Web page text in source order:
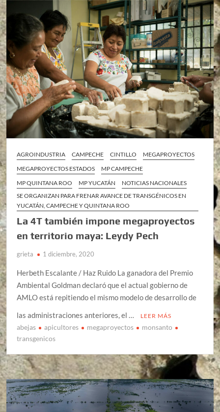
AGROINDUSTRIA CAMPECHE CINTILLO
MEGAPROYECTOS
MEGAPROYECTOS ESTADOS
MP CAMPECHE
MP QUINTANA ROO
MP YUCATÁN
NOTICIAS NACIONALES
SE ORGANIZAN PARA FRENAR AVANCE DE TRANSGÉNICOS EN
YUCATÁN, CAMPECHE Y QUINTANA ROO
La 4T también impone megaproyectos
en territorio maya: Leydy Pech
grieta 1 diciembre, 2020
Herbeth Escalante / Haz Ruido La ganadora del Premio
Ambiental Goldman declaró que el actual gobierno de
AMLO está repitiendo el mismo modelo de desarrollo de
las administraciones anteriores, el …
LEER MÁS
abejas apicultores megaproyectos
monsanto
transgenicos